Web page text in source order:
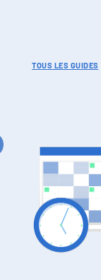
TOUS LES GUIDES